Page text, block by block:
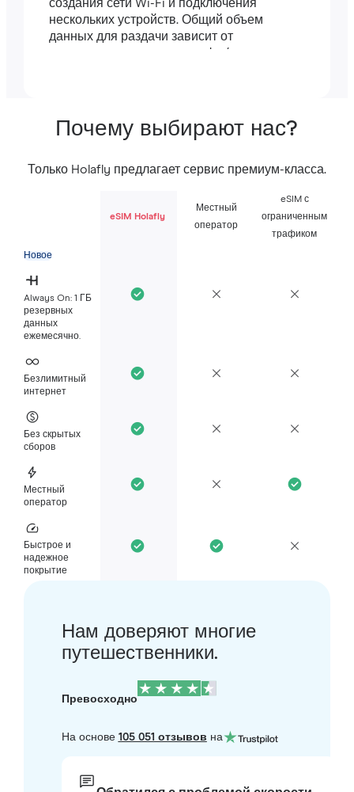
создания сети Wi-Fi и подключения
нескольких устройств. Общий объем
данных для раздачи зависит от
длительности вашего тарифа (например,
Почему выбирают нас?
Только Holafly предлагает сервис премиум-класса.
eSIM Holafly
Местный
оператор
eSIM с
ограниченным
трафиком
Новое
Always On: 1 ГБ
резервных
данных
ежемесячно.
Безлимитный
интернет
Без скрытых
сборов
Местный
оператор
Быстрое и
надежное
покрытие
Нам доверяют многие
путешественники.
Превосходно
На основе 105 051 отзывов на